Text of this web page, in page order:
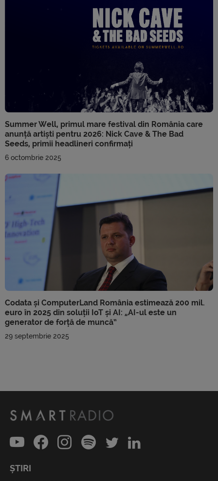
Summer Well, primul mare festival din România care
anunță artiști pentru 2026: Nick Cave & The Bad
Seeds, primii headlineri confirmați
6 octombrie 2025
Codata și ComputerLand România estimează 200 mil.
euro în 2025 din soluții IoT și AI: „AI-ul este un
generator de forță de muncă”
29 septembrie 2025
ȘTIRI